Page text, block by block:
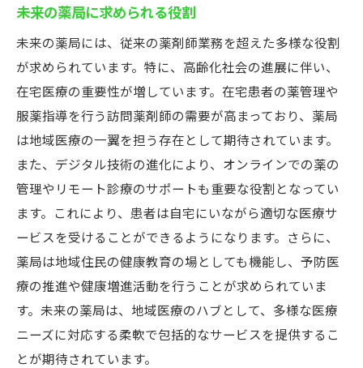
未来の薬局に求められる役割
未来の薬局には、従来の薬剤師業務を超えた多様な役割
が求められています。特に、高齢化社会の進展に伴い、
在宅医療の重要性が増しています。在宅患者の薬管理や
服薬指導を行う訪問薬剤師の需要が高まっており、薬局
は地域医療の一翼を担う存在として期待されています。
また、デジタル技術の進化により、オンラインでの薬の
管理やリモート診療のサポートも重要な役割となってい
ます。これにより、患者は自宅にいながら適切な医療サ
ービスを受けることができるようになります。さらに、
薬局は地域住民の健康教育の場としても機能し、予防医
療の推進や健康増進活動を行うことが求められていま
す。未来の薬局は、地域医療のハブとして、多様な医療
ニーズに対応する柔軟で包括的なサービスを提供するこ
とが期待されています。